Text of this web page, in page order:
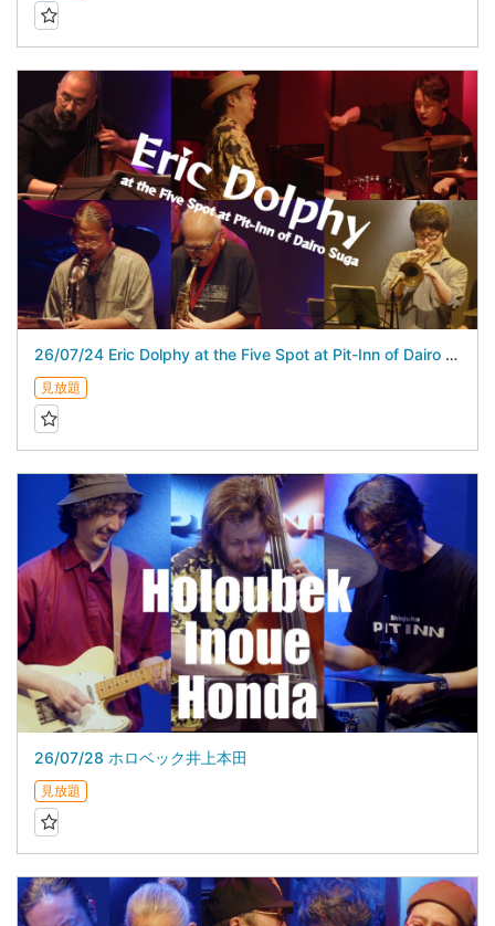
26/07/24 Eric Dolphy at the Five Spot at Pit-Inn of Dairo Suga スガダイロー 5DAYS
見放題
26/07/28 ホロベック井上本田
見放題